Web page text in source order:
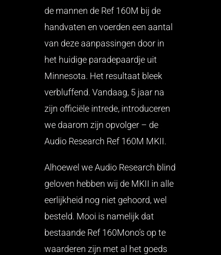
de mannen de Ref 160M bij de
handvaten en voerden een aantal
van deze aanpassingen door in
het huidige paradepaardje uit
Minnesota. Het resultaat bleek
verbluffend. Vandaag, 5 jaar na
zijn officiële intrede, introduceren
we daarom zijn opvolger – de
Audio Research Ref 160M MKII.
Alhoewel we Audio Research blind
geloven hebben wij de MKII in alle
eerlijkheid nog niet gehoord, wel
besteld. Mooi is namelijk dat
bestaande Ref 160Mono’s op te
waarderen zijn met al het goeds